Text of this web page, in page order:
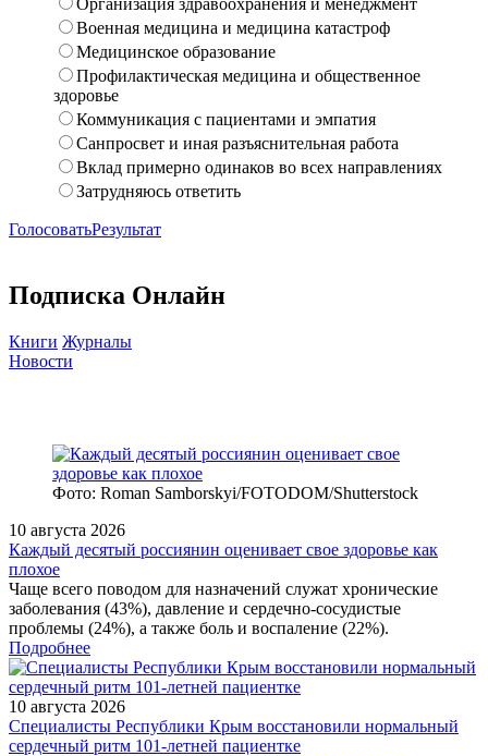
Организация здравоохранения и менеджмент
Военная медицина и медицина катастроф
Медицинское образование
Профилактическая медицина и общественное
здоровье
Коммуникация с пациентами и эмпатия
Санпросвет и иная разъяснительная работа
Вклад примерно одинаков во всех направлениях
Затрудняюсь ответить
ГолосоватьРезультат
Подписка Онлайн
Книги Журналы
Новости
Фото: Roman Samborskyi/FOTODOM/Shutterstock
10 августа 2026
Каждый десятый россиянин оценивает свое здоровье как
плохое
Чаще всего поводом для назначений служат хронические
заболевания (43%), давление и сердечно-сосудистые
проблемы (24%), а также боль и воспаление (22%).
Подробнее
10 августа 2026
Специалисты Республики Крым восстановили нормальный
сердечный ритм 101-летней пациентке